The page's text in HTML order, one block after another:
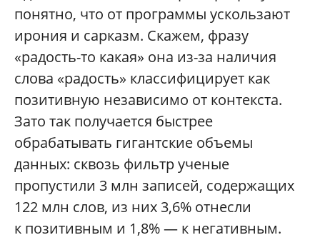
понятно, что от программы ускользают
ирония и сарказм. Скажем, фразу
«радость-то какая» она из-за наличия
слова «радость» классифицирует как
позитивную независимо от контекста.
Зато так получается быстрее
обрабатывать гигантские объемы
данных: сквозь фильтр ученые
пропустили 3 млн записей, содержащих
122 млн слов, из них 3,6% отнесли
к позитивным и 1,8% — к негативным.